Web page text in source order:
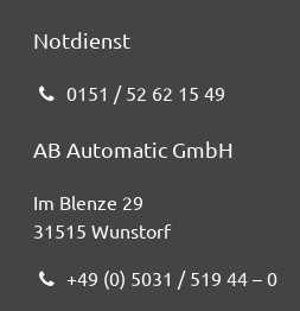
Notdienst
0151 / 52 62 15 49
AB Automatic GmbH
Im Blenze 29
31515 Wunstorf
+49 (0) 5031 / 519 44 – 0